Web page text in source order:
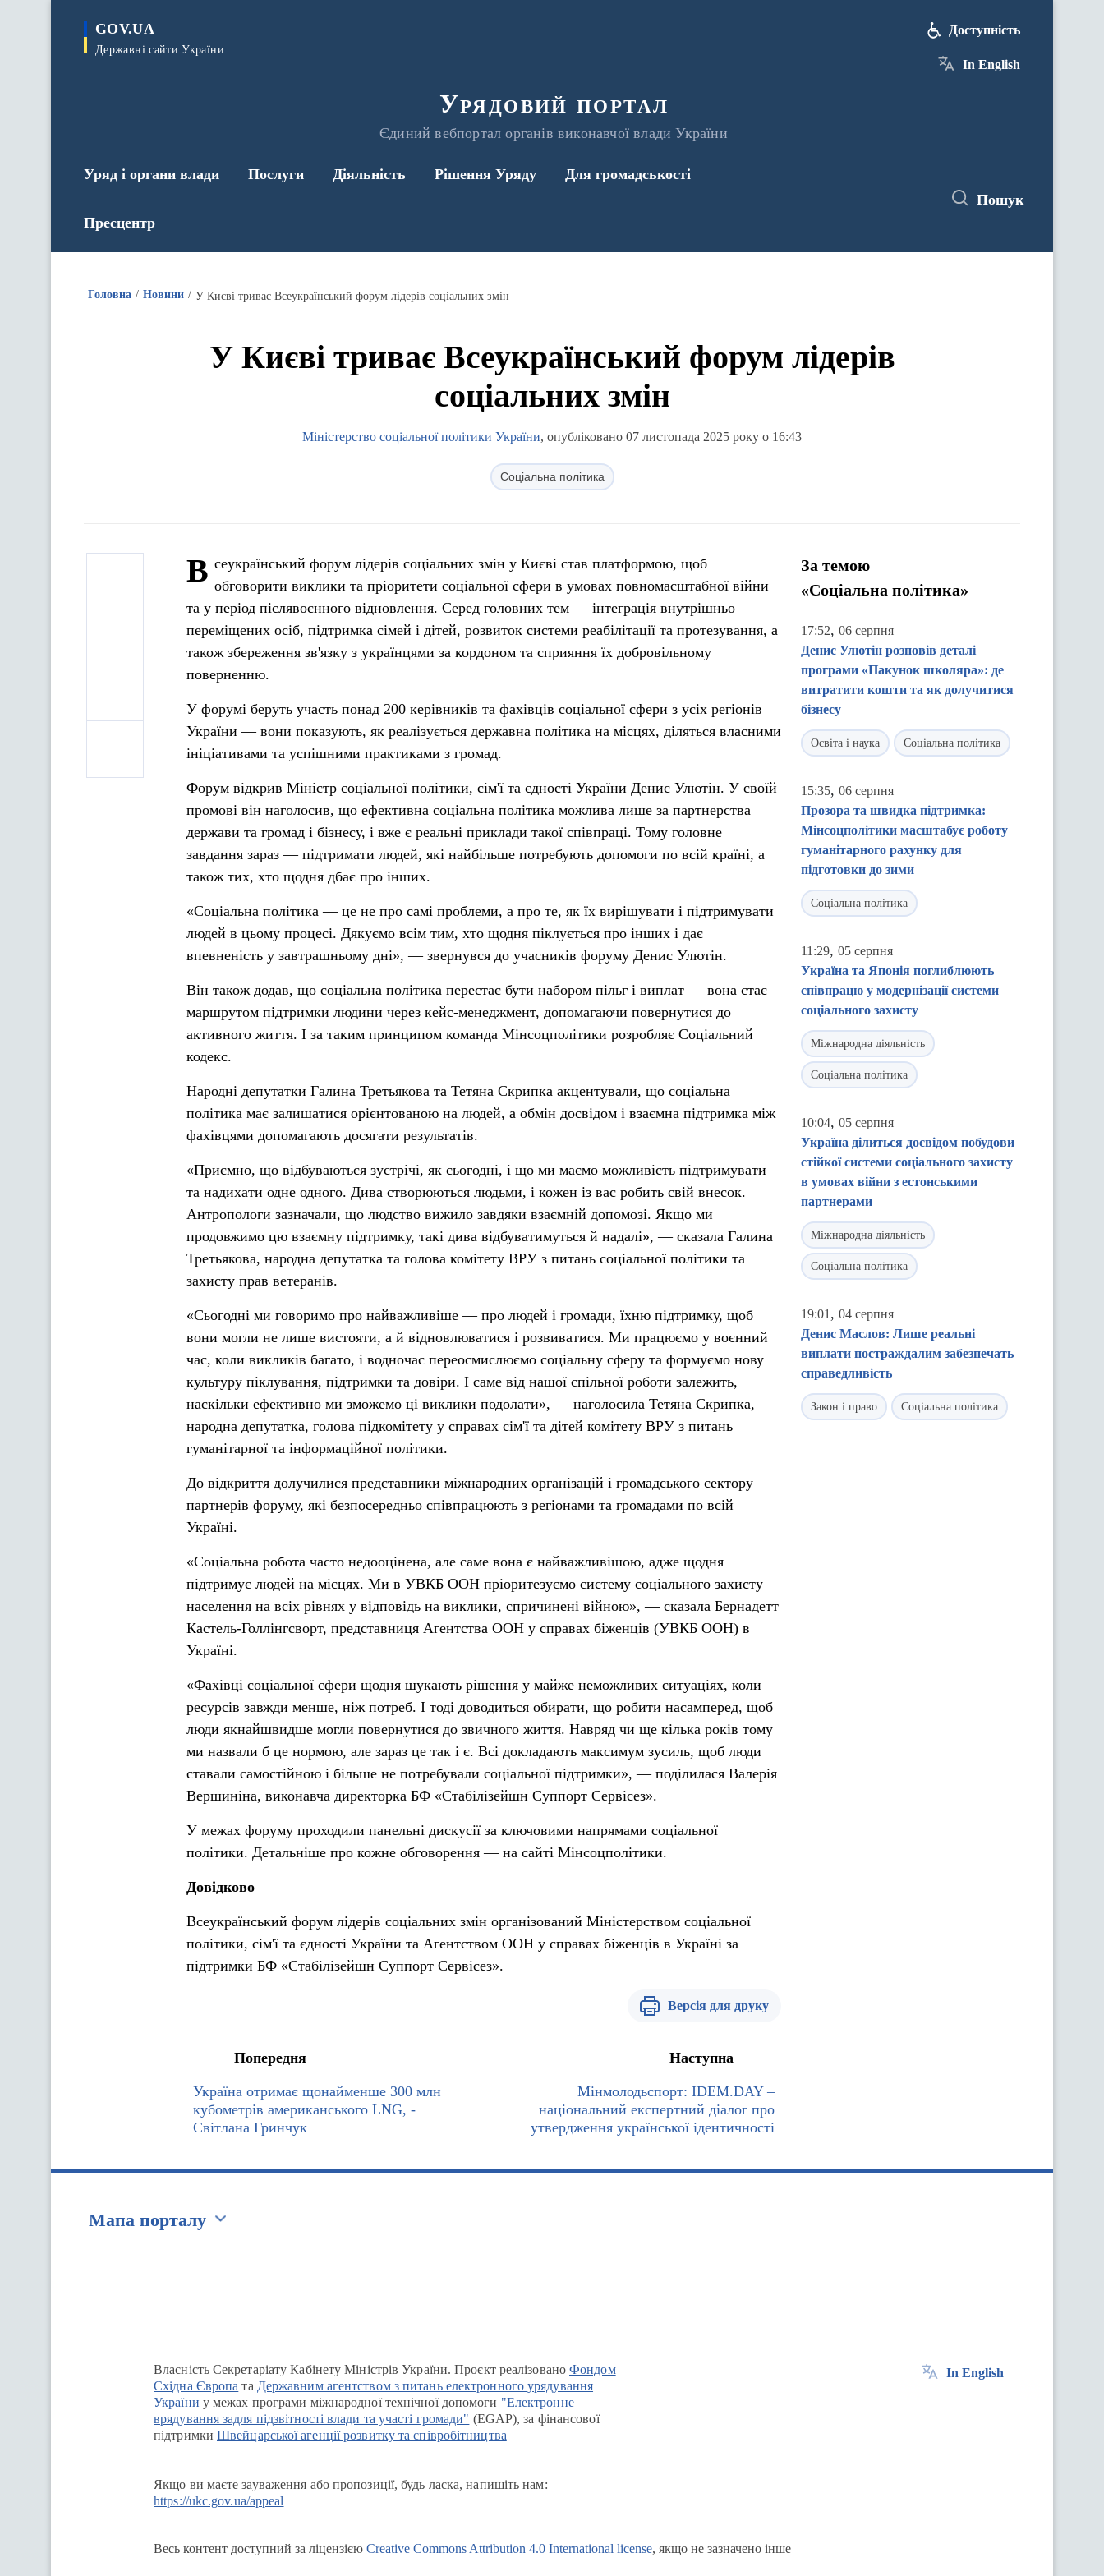
GOV.UA
Державні сайти України
Урядовий портал
Єдиний вебпортал органів виконавчої влади України
Доступність
In English
Уряд і органи влади Послуги Діяльність Рішення Уряду Для громадськості
Пресцентр
Пошук
Головна Новини У Києві триває Всеукраїнський форум лідерів соціальних змін
У Києві триває Всеукраїнський форум лідерів
соціальних змін
Міністерство соціальної політики України, опубліковано 07 листопада 2025 року о 16:43
Соціальна політика
В сеукраїнський форум лідерів соціальних змін у Києві став платформою, щоб
обговорити виклики та пріоритети соціальної сфери в умовах повномасштабної війни
та у період післявоєнного відновлення. Серед головних тем — інтеграція внутрішньо
переміщених осіб, підтримка сімей і дітей, розвиток системи реабілітації та протезування, а
також збереження зв'язку з українцями за кордоном та сприяння їх добровільному
поверненню.
У форумі беруть участь понад 200 керівників та фахівців соціальної сфери з усіх регіонів
України — вони показують, як реалізується державна політика на місцях, діляться власними
ініціативами та успішними практиками з громад.
Форум відкрив Міністр соціальної політики, сім'ї та єдності України Денис Улютін. У своїй
промові він наголосив, що ефективна соціальна політика можлива лише за партнерства
держави та громад і бізнесу, і вже є реальні приклади такої співпраці. Тому головне
завдання зараз — підтримати людей, які найбільше потребують допомоги по всій країні, а
також тих, хто щодня дбає про інших.
«Соціальна політика — це не про самі проблеми, а про те, як їх вирішувати і підтримувати
людей в цьому процесі. Дякуємо всім тим, хто щодня піклується про інших і дає
впевненість у завтрашньому дні», — звернувся до учасників форуму Денис Улютін.
Він також додав, що соціальна політика перестає бути набором пільг і виплат — вона стає
маршрутом підтримки людини через кейс-менеджмент, допомагаючи повернутися до
активного життя. І за таким принципом команда Мінсоцполітики розробляє Соціальний
кодекс.
Народні депутатки Галина Третьякова та Тетяна Скрипка акцентували, що соціальна
політика має залишатися орієнтованою на людей, а обмін досвідом і взаємна підтримка між
фахівцями допомагають досягати результатів.
«Приємно, що відбуваються зустрічі, як сьогодні, і що ми маємо можливість підтримувати
та надихати одне одного. Дива створюються людьми, і кожен із вас робить свій внесок.
Антропологи зазначали, що людство вижило завдяки взаємній допомозі. Якщо ми
продовжимо цю взаємну підтримку, такі дива відбуватимуться й надалі», — сказала Галина
Третьякова, народна депутатка та голова комітету ВРУ з питань соціальної політики та
захисту прав ветеранів.
«Сьогодні ми говоримо про найважливіше — про людей і громади, їхню підтримку, щоб
вони могли не лише вистояти, а й відновлюватися і розвиватися. Ми працюємо у воєнний
час, коли викликів багато, і водночас переосмислюємо соціальну сферу та формуємо нову
культуру піклування, підтримки та довіри. І саме від нашої спільної роботи залежить,
наскільки ефективно ми зможемо ці виклики подолати», — наголосила Тетяна Скрипка,
народна депутатка, голова підкомітету у справах сім'ї та дітей комітету ВРУ з питань
гуманітарної та інформаційної політики.
До відкриття долучилися представники міжнародних організацій і громадського сектору —
партнерів форуму, які безпосередньо співпрацюють з регіонами та громадами по всій
Україні.
«Соціальна робота часто недооцінена, але саме вона є найважливішою, адже щодня
підтримує людей на місцях. Ми в УВКБ ООН пріоритезуємо систему соціального захисту
населення на всіх рівнях у відповідь на виклики, спричинені війною», — сказала Бернадетт
Кастель-Голлінгсворт, представниця Агентства ООН у справах біженців (УВКБ ООН) в
Україні.
«Фахівці соціальної сфери щодня шукають рішення у майже неможливих ситуаціях, коли
ресурсів завжди менше, ніж потреб. І тоді доводиться обирати, що робити насамперед, щоб
люди якнайшвидше могли повернутися до звичного життя. Навряд чи ще кілька років тому
ми назвали б це нормою, але зараз це так і є. Всі докладають максимум зусиль, щоб люди
ставали самостійною і більше не потребували соціальної підтримки», — поділилася Валерія
Вершиніна, виконавча директорка БФ «Стабілізейшн Суппорт Сервісез».
У межах форуму проходили панельні дискусії за ключовими напрямами соціальної
політики. Детальніше про кожне обговорення — на сайті Мінсоцполітики.
Довідково
Всеукраїнський форум лідерів соціальних змін організований Міністерством соціальної
політики, сім'ї та єдності України та Агентством ООН у справах біженців в Україні за
підтримки БФ «Стабілізейшн Суппорт Сервісез».
Версія для друку
Попередня
Україна отримає щонайменше 300 млн
кубометрів американського LNG, -
Світлана Гринчук
Наступна
Мінмолодьспорт: IDEM.DAY –
національний експертний діалог про
утвердження української ідентичності
За темою
«Соціальна політика»
17:52, 06 серпня
Денис Улютін розповів деталі
програми «Пакунок школяра»: де
витратити кошти та як долучитися
бізнесу
Освіта і наука Соціальна політика
15:35, 06 серпня
Прозора та швидка підтримка:
Мінсоцполітики масштабує роботу
гуманітарного рахунку для
підготовки до зими
Соціальна політика
11:29, 05 серпня
Україна та Японія поглиблюють
співпрацю у модернізації системи
соціального захисту
Міжнародна діяльність
Соціальна політика
10:04, 05 серпня
Україна ділиться досвідом побудови
стійкої системи соціального захисту
в умовах війни з естонськими
партнерами
Міжнародна діяльність
Соціальна політика
19:01 , 04 серпня
Денис Маслов: Лише реальні
виплати постраждалим забезпечать
справедливість
Закон і право Соціальна політика
Мапа порталу
Власність Секретаріату Кабінету Міністрів України. Проєкт реалізованоФондом
Східна Європа та Державним агентством з питань електронного урядування
України у межах програми міжнародної технічної допомоги "Електронне
врядування задля підзвітності влади та участі громади" (EGAP), за фінансової
підтримки Швейцарської агенції розвитку та співробітництва
Якщо ви маєте зауваження або пропозиції, будь ласка, напишіть нам:
https://ukc.gov.ua/appeal
In English
Весь контент доступний за ліцензією Creative Commons Attribution 4.0 International license, якщо не зазначено інше